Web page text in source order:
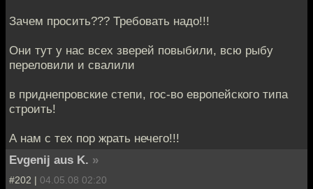
Зачем просить??? Требовать надо!!!
Они тут у нас всех зверей повыбили, всю рыбу
переловили и свалили
в приднепровские степи, гос-во европейского типа
строить!
А нам с тех пор жрать нечего!!!
Evgenij aus K. »
#202 | 04.05.08 02:20